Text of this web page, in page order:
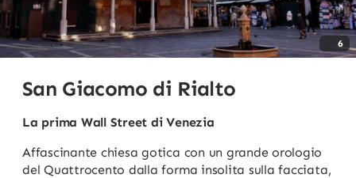
6
San Giacomo di Rialto
La prima Wall Street di Venezia
Affascinante chiesa gotica con un grande orologio
del Quattrocento dalla forma insolita sulla facciata,